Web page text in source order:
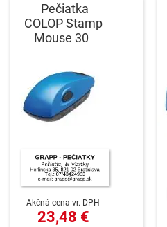
Pečiatka
COLOP Stamp
Mouse 30
Akčná cena vr. DPH
23,48 €